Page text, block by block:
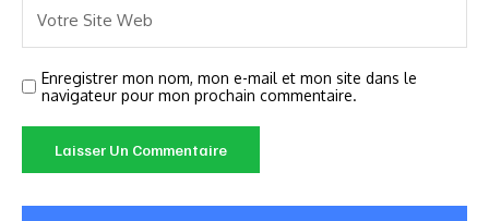
Enregistrer mon nom, mon e-mail et mon site dans le
navigateur pour mon prochain commentaire.